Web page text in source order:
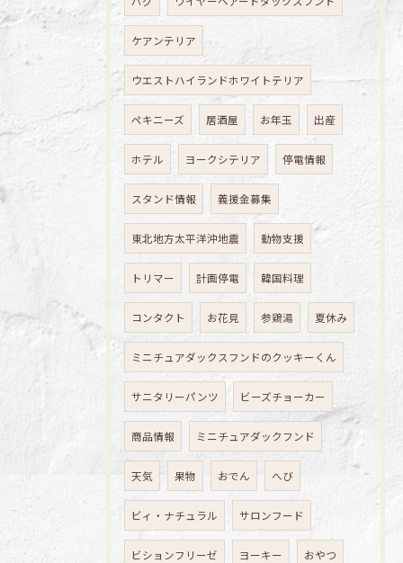
ケアンテリア
ウエストハイランドホワイトテリア
ペキニーズ 居酒屋 お年玉 出産
ホテル ヨークシテリア 停電情報
スタンド情報 義援金募集
東北地方太平洋沖地震 動物支援
トリマー 計画停電 韓国料理
コンタクト お花見 参鶏湯 夏休み
ミニチュアダックスフンドのクッキーくん
サニタリーパンツ ビーズチョーカー
商品情報 ミニチュアダックフンド
天気 果物 おでん へび
ビィ・ナチュラル サロンフード
ビションフリーゼ ヨーキー おやつ